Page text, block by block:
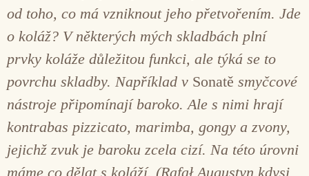
od toho, co má vzniknout jeho přetvořením. Jde
o koláž? V některých mých skladbách plní
prvky koláže důležitou funkci, ale týká se to
povrchu skladby. Například v Sonatě smyčcové
nástroje připomínají baroko. Ale s nimi hrají
kontrabas pizzicato, marimba, gongy a zvony,
jejichž zvuk je baroku zcela cizí. Na této úrovni
máme co dělat s koláží. (Rafał Augustyn kdysi